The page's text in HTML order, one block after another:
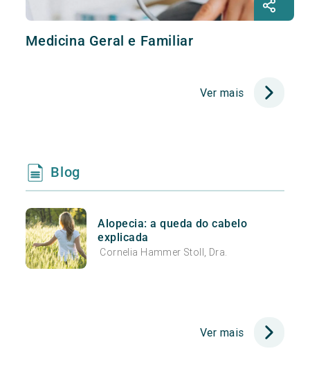
Medicina Geral e Familiar
Ver mais
Blog
Alopecia: a queda do cabelo
explicada
Cornelia Hammer Stoll, Dra.
Ver mais